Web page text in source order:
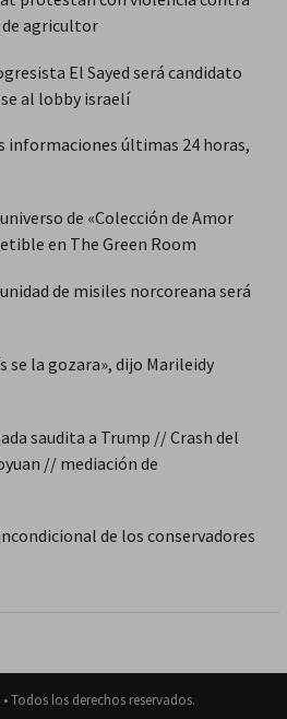
agricultor
El Sayed será candidato
al lobby israelí
informaciones últimas 24 horas,
de «Colección de Amor
en The Green Room
de misiles norcoreana será
se la gozara», dijo Marileidy
saudita a Trump // Crash del
// mediación de
de los conservadores
Todos los derechos reservados.